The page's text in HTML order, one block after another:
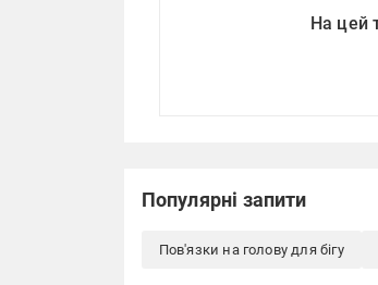
На цей
Популярні запити
Пов'язки на голову для бігу